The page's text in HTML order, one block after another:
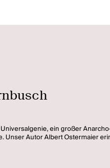
ein großer
Autor Albert Ostermaier